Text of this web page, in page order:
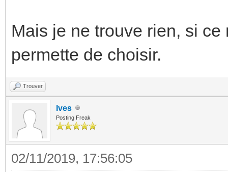
Mais je ne trouve rien, si
permette de choisir.
Trouver
Ives
Posting Freak
02/11/2019, 17:56:05